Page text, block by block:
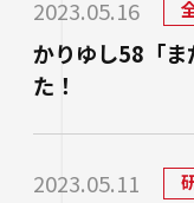
2023.05.16
かりゆし58「ま
た！
2023.05.11